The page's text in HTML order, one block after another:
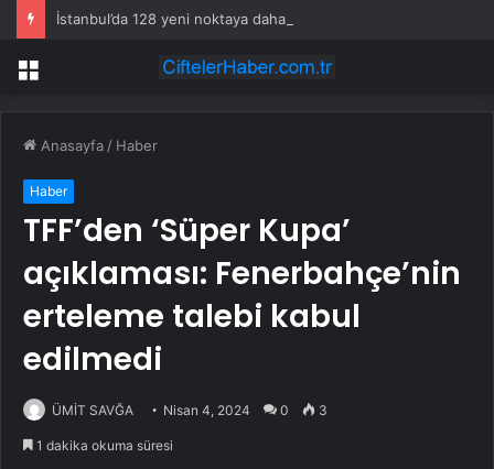
İstanbul’da 128 yeni noktaya daha EDS geliyor
Menü
Anasayfa / Haber
Haber
TFF’den ‘Süper Kupa’
açıklaması: Fenerbahçe’nin
erteleme talebi kabul
edilmedi
ÜMİT SAVĞA Nisan 4, 2024 0 3
1 dakika okuma süresi